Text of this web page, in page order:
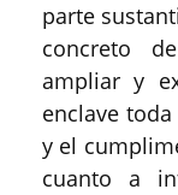
parte
concreto
ampliar y
enclave
y el
cuanto a